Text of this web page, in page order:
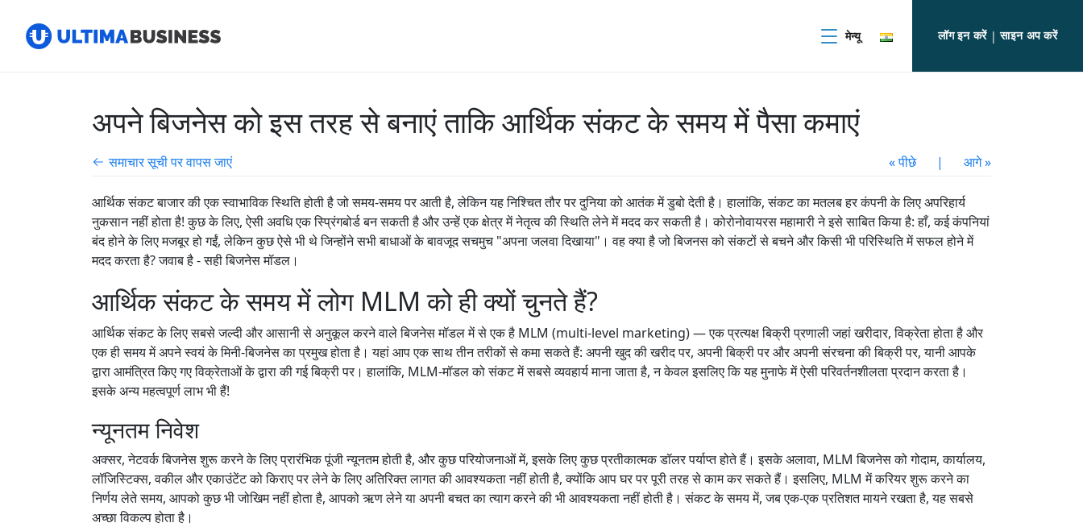
मेन्यू लॉग इन करें|साइन अप करें
अपने बिजनेस को इस तरह से बनाएं ताकि आर्थिक संकट के समय में पैसा कमाएं
समाचार सूची पर वापस जाएं « पीछे | आगे »
आर्थिक संकट बाजार की एक स्वाभाविक स्थिति होती है जो समय-समय पर आती है, लेकिन यह निश्चित तौर पर दुनिया को आतंक में डुबो देती है। हालांकि, संकट का मतलब हर कंपनी के लिए अपरिहार्य
नुकसान नहीं होता है! कुछ के लिए, ऐसी अवधि एक स्प्रिंगबोर्ड बन सकती है और उन्हें एक क्षेत्र में नेतृत्व की स्थिति लेने में मदद कर सकती है। कोरोनोवायरस महामारी ने इसे साबित किया है: हाँ, कई कंपनियां
बंद होने के लिए मजबूर हो गईं, लेकिन कुछ ऐसे भी थे जिन्होंने सभी बाधाओं के बावजूद सचमुच "अपना जलवा दिखाया"। वह क्या है जो बिजनस को संकटों से बचने और किसी भी परिस्थिति में सफल होने में
मदद करता है? जवाब है - सही बिजनेस मॉडल।
आर्थिक संकट के समय में लोग MLM को ही क्यों चुनते हैं?
आर्थिक संकट के लिए सबसे जल्दी और आसानी से अनुकूल करने वाले बिजनेस मॉडल में से एक है MLM (multi-level marketing) — एक प्रत्यक्ष बिक्री प्रणाली जहां खरीदार, विक्रेता होता है और
एक ही समय में अपने स्वयं के मिनी-बिजनेस का प्रमुख होता है। यहां आप एक साथ तीन तरीकों से कमा सकते हैं: अपनी खुद की खरीद पर, अपनी बिक्री पर और अपनी संरचना की बिक्री पर, यानी आपके
द्वारा आमंत्रित किए गए विक्रेताओं के द्वारा की गई बिक्री पर। हालांकि, MLM-मॉडल को संकट में सबसे व्यवहार्य माना जाता है, न केवल इसलिए कि यह मुनाफे में ऐसी परिवर्तनशीलता प्रदान करता है।
इसके अन्य महत्वपूर्ण लाभ भी हैं!
न्यूनतम निवेश
अक्सर, नेटवर्क बिजनेस शुरू करने के लिए प्रारंभिक पूंजी न्यूनतम होती है, और कुछ परियोजनाओं में, इसके लिए कुछ प्रतीकात्मक डॉलर पर्याप्त होते हैं। इसके अलावा, MLM बिजनेस को गोदाम, कार्यालय,
लॉजिस्टिक्स, वकील और एकाउंटेंट को किराए पर लेने के लिए अतिरिक्त लागत की आवश्यकता नहीं होती है, क्योंकि आप घर पर पूरी तरह से काम कर सकते हैं। इसलिए, MLM में करियर शुरू करने का
निर्णय लेते समय, आपको कुछ भी जोखिम नहीं होता है, आपको ऋण लेने या अपनी बचत का त्याग करने की भी आवश्यकता नहीं होती है। संकट के समय में, जब एक-एक प्रतिशत मायने रखता है, यह सबसे
अच्छा विकल्प होता है।